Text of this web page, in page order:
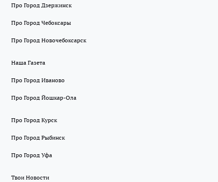
Про Город Дзержинск
Про Город Чебоксары
Про Город Новочебоксарск
Наша Газета
Про Город Иваново
Про Город Йошкар-Ола
Про Город Курск
Про Город Рыбинск
Про Город Уфа
Твои Новости